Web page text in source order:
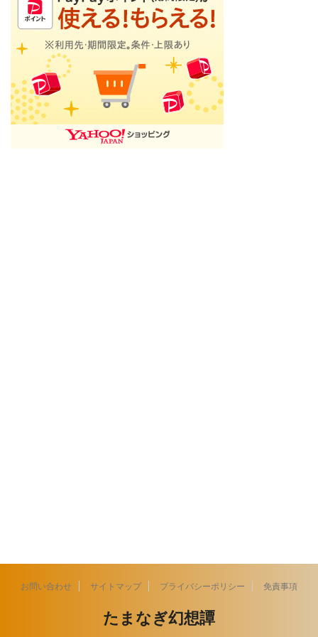
お問い合わせ サイトマップ プライバシーポリシー 免責事項
たまなぎ幻想譚